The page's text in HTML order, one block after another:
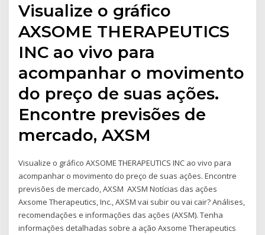
Visualize o gráfico
AXSOME THERAPEUTICS
INC ao vivo para
acompanhar o movimento
do preço de suas ações.
Encontre previsões de
mercado, AXSM
Visualize o gráfico AXSOME THERAPEUTICS INC ao vivo para
acompanhar o movimento do preço de suas ações. Encontre
previsões de mercado, AXSM AXSM Notícias das ações
Axsome Therapeutics, Inc., AXSM vai subir ou vai cair? Análises,
recomendações e informações das ações (AXSM). Tenha
informações detalhadas sobre a ação Axsome Therapeutics